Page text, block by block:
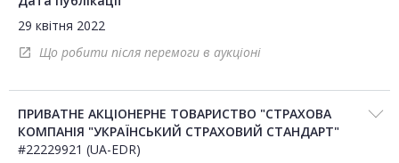
29 квітня 2022
open_in_new Що робити після перемоги в аукціоні
ПРИВАТНЕ АКЦІОНЕРНЕ ТОВАРИСТВО "СТРАХОВА
КОМПАНІЯ "УКРАЇНСЬКИЙ СТРАХОВИЙ СТАНДАРТ"
#22229921 (UA-EDR)